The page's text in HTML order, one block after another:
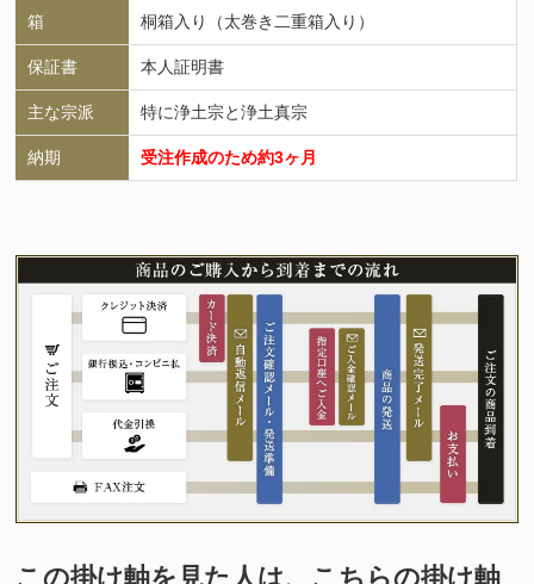
箱 桐箱入り（太巻き二重箱入り）
保証書 本人証明書
主な宗派 特に浄土宗と浄土真宗
納期 受注作成のため約3ヶ月
この掛け軸を見た人は、こちらの掛け軸